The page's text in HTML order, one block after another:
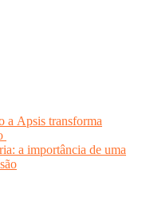
a Apsis transforma
a importância de uma